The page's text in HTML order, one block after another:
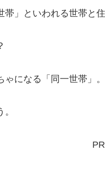
」といわれる世帯と住
になる「同一世帯」。
PR